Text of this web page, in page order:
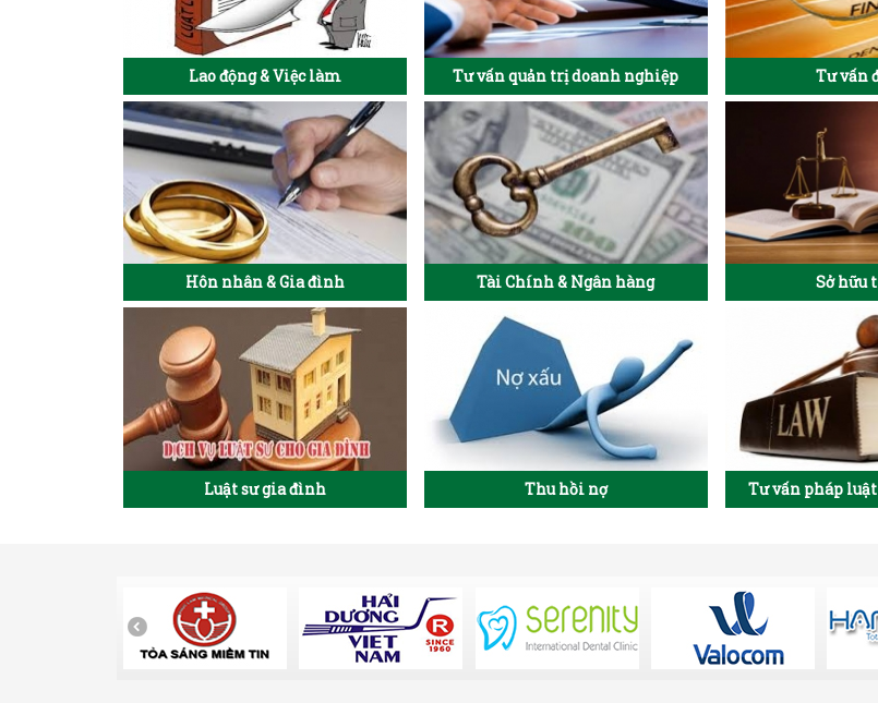
Lao động & Việc làm Tư vấn quản trị doanh nghiệp Tư vấn
Hôn nhân & Gia đình Tài Chính & Ngân hàng Sở hữu
Luật sư gia đình Thu hồi nợ Tư vấn pháp